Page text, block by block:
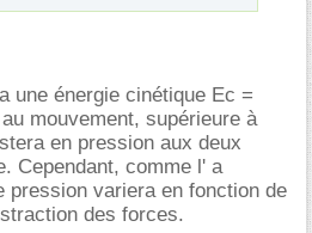
une énergie cinétique Ec =
mouvement, supérieure à
en pression aux deux
Cependant, comme l' a
pression variera en fonction de
des forces.